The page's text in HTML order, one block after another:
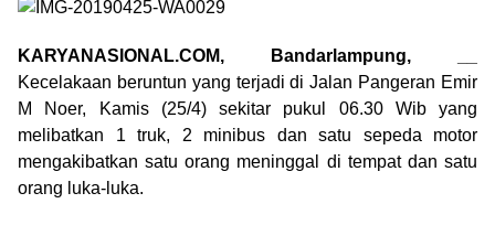
KARYANASIONAL.COM, Bandarlampung, __
Kecelakaan beruntun yang terjadi di Jalan Pangeran Emir
M Noer, Kamis (25/4) sekitar pukul 06.30 Wib yang
melibatkan 1 truk, 2 minibus dan satu sepeda motor
mengakibatkan satu orang meninggal di tempat dan satu
orang luka-luka.